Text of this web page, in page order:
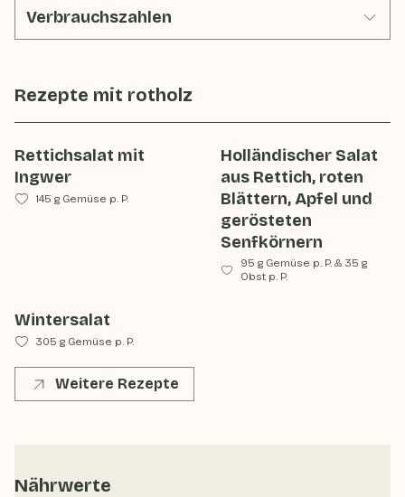
Verbrauchszahlen
Rezepte mit rotholz
Rettichsalat mit
Ingwer
145 g Gemüse p. P.
Holländischer Salat
aus Rettich, roten
Blättern, Apfel und
gerösteten
Senfkörnern
95 g Gemüse p. P.& 35 g
Obst p. P.
Wintersalat
305 g Gemüse p. P.
Weitere Rezepte
Nährwerte